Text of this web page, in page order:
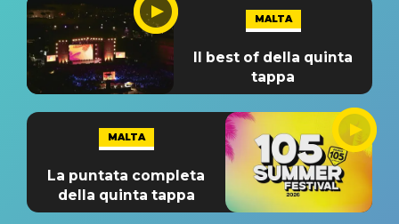
MALTA
Il best of della quinta
tappa
MALTA
La puntata completa
della quinta tappa